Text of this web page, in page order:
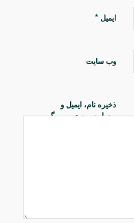
ایمیل *
وب‌ سایت
ذخیره نام، ایمیل و
وبسایت من در مرورگر